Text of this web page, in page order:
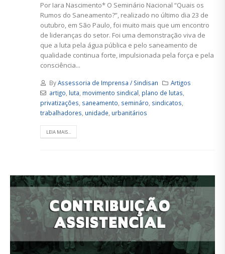
Por Iara Nascimento* O Seminário Nacional “Quais os
Rumos do Saneamento?”, realizado no último dia 23 de
outubro, em São Paulo, foi muito mais que um encontro
de lideranças do setor. Foi uma demonstração viva de
que a luta pela água pública e pelo saneamento de
qualidade continua forte, impulsionada pela força e pela
consciência...
ByAssessoria de Imprensa / Sindisan
Artigos
artigo luta movimento sindical plano de lutas
privatizações saneamento semináro sindicatos
trabalhadores unidade urbanitários
LEIA MAIS...